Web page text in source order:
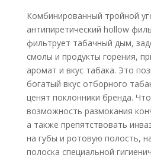
Комбинированный тройной
антипиретический hollow
фильтрует табачный дым,
смолы и продукты горения,
аромат и вкус табака. Это
богатый вкус отборного
ценят поклонники бренда.
возможность размокания
а также препятствовать
на губы и ротовую полость,
полоска специальной